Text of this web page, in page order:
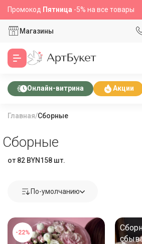
Промокод Пятница -5% на все товары
Магазины
Онлайн-витрина Акции
Главная/Сборные
Сборные
от 82 BYN158 шт.
По-умолчанию
-22%